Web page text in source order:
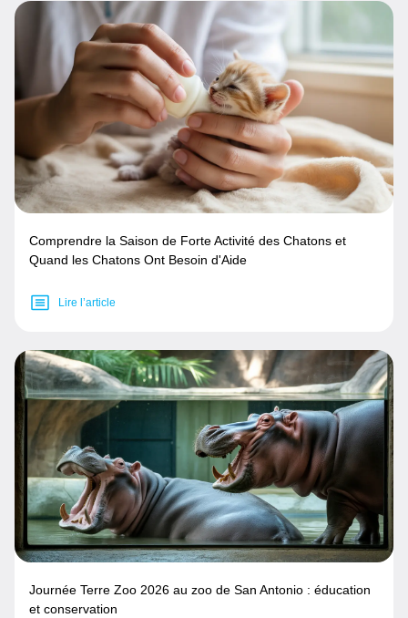
Comprendre la Saison de Forte Activité des Chatons et
Quand les Chatons Ont Besoin d'Aide
Lire l’article
Journée Terre Zoo 2026 au zoo de San Antonio : éducation
et conservation